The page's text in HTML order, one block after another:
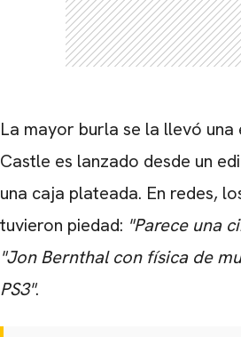
La mayor burla se la llevó una
Castle es lanzado desde un
una caja plateada. En redes,
tuvieron piedad: "Parece una
"Jon Bernthal con física de
PS3".